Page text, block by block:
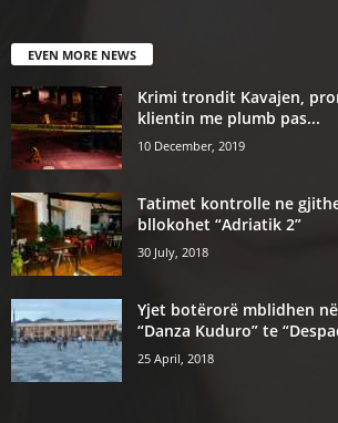
EVEN MORE NEWS
Krimi trondit Kavajen,
klientin me plumb pas...
10 December, 2019
Tatimet kontrolle ne
bllokohet “Adriatik 2”
30 July, 2018
Yjet botërorë mblidhen
“Danza Kuduro” te
25 April, 2018